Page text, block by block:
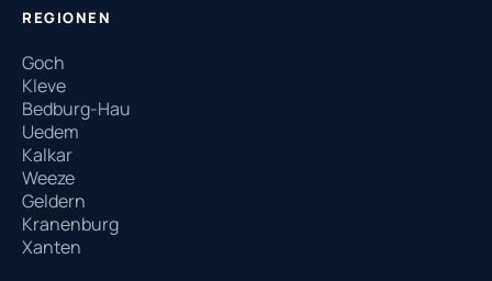
REGIONEN
Goch
Kleve
Bedburg-Hau
Uedem
Kalkar
Weeze
Geldern
Kranenburg
Xanten